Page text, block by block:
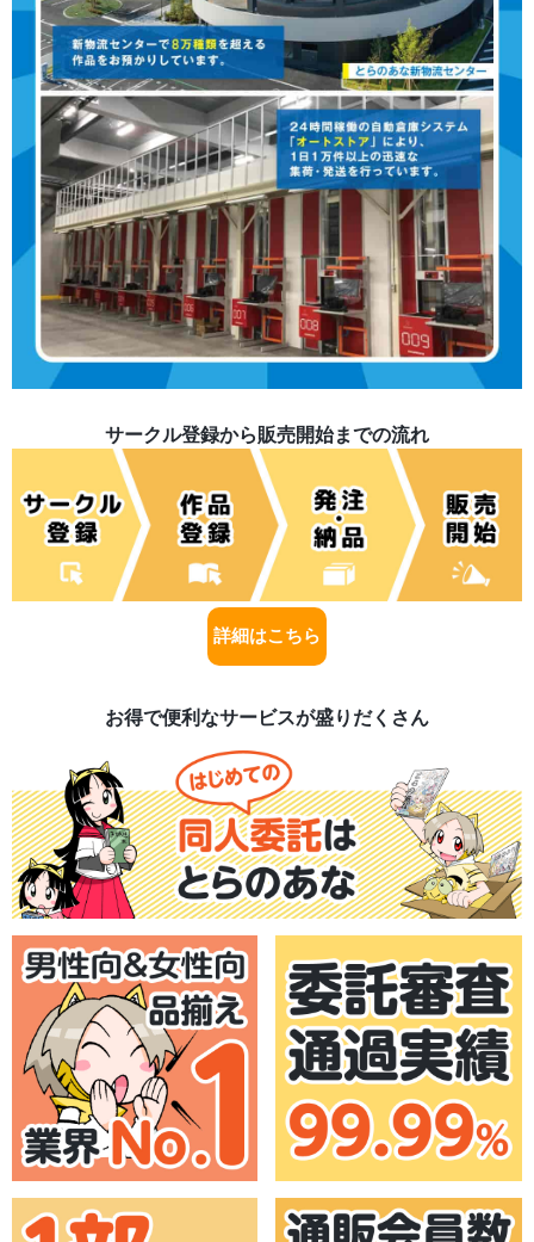
サークル登録から販売開始までの流れ
詳細はこちら
お得で便利なサービスが盛りだくさん